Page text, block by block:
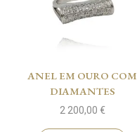
ANEL EM OURO COM
DIAMANTES
2 200,00 €